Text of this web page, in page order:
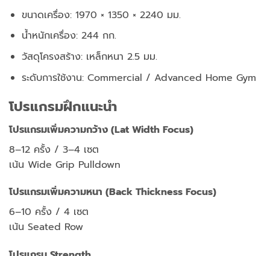
ขนาดเครื่อง: 1970 × 1350 × 2240 มม.
น้ำหนักเครื่อง: 244 กก.
วัสดุโครงสร้าง: เหล็กหนา 2.5 มม.
ระดับการใช้งาน: Commercial / Advanced Home Gym
โปรแกรมฝึกแนะนำ
โปรแกรมเพิ่มความกว้าง (Lat Width Focus)
8–12 ครั้ง / 3–4 เซต
เน้น Wide Grip Pulldown
โปรแกรมเพิ่มความหนา (Back Thickness Focus)
6–10 ครั้ง / 4 เซต
เน้น Seated Row